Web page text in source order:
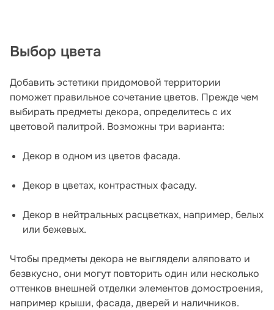
Выбор цвета
Добавить эстетики придомовой территории
поможет правильное сочетание цветов. Прежде чем
выбирать предметы декора, определитесь с их
цветовой палитрой. Возможны три варианта:
Декор в одном из цветов фасада.
Декор в цветах, контрастных фасаду.
Декор в нейтральных расцветках, например, белых
или бежевых.
Чтобы предметы декора не выглядели аляповато и
безвкусно, они могут повторить один или несколько
оттенков внешней отделки элементов домостроения,
например крыши, фасада, дверей и наличников.